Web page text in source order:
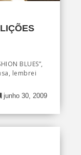
BLUES”,
lembrei
junho 30, 2009